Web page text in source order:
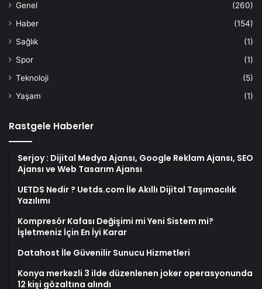
Genel
(260)
Haber
(154)
Sağlık
(1)
Spor
(1)
Teknoloji
(5)
Yaşam
(1)
Rastgele Haberler
Serjoy : Dijital Medya Ajansı, Google Reklam Ajansı, SEO
Ajansı ve Web Tasarım Ajansı
UETDS Nedir ? Uetds.com İle Akıllı Dijital Taşımacılık
Yazılımı
Kompresör Kafası Değişimi mi Yeni Sistem mi?
İşletmeniz İçin En İyi Karar
Datahost İle Güvenilir Sunucu Hizmetleri
Konya merkezli 3 ilde düzenlenen joker operasyonunda
12 kişi gözaltına alındı